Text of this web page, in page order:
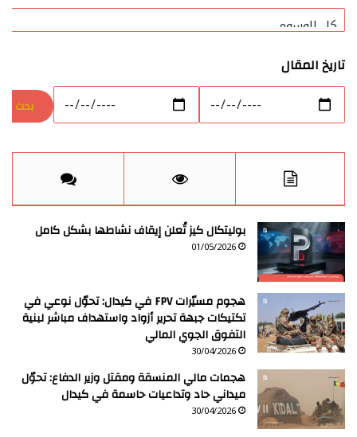
تاريخ المقال
بوليتكال كيز تُعلن إيقاف نشاطها بشكل كامل
01/05/2026
هجوم مسيّرات FPV في كيدال: تحوّل نوعي في
تكتيكات جبهة تحرير أزواد واستهداف مباشر لبنية
التفوق الجوي المالي
30/04/2026
هجمات مالي المنسقة ومقتل وزير الدفاع: تحوّل
ميداني حاد وتداعيات حاسمة في كيدال
30/04/2026